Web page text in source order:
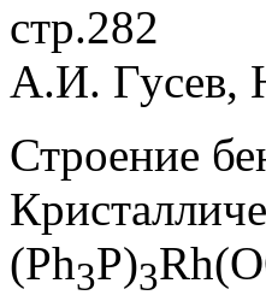
стр.282
А.И. Гусев,
Строение
(Ph3P)3